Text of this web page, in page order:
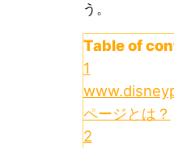
う。
Table of
1
ページとは？
2